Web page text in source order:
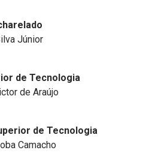
Júnior
de Tecnologia
de Araújo
de Tecnologia
Camacho